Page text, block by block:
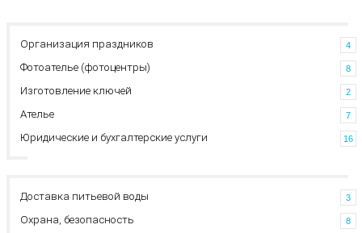
Организация праздников 4
Фотоателье (фотоцентры) 8
Изготовление ключей 2
Ателье 7
Юридические и бухгалтерские услуги 16
Доставка питьевой воды 3
Охрана, безопасность 8